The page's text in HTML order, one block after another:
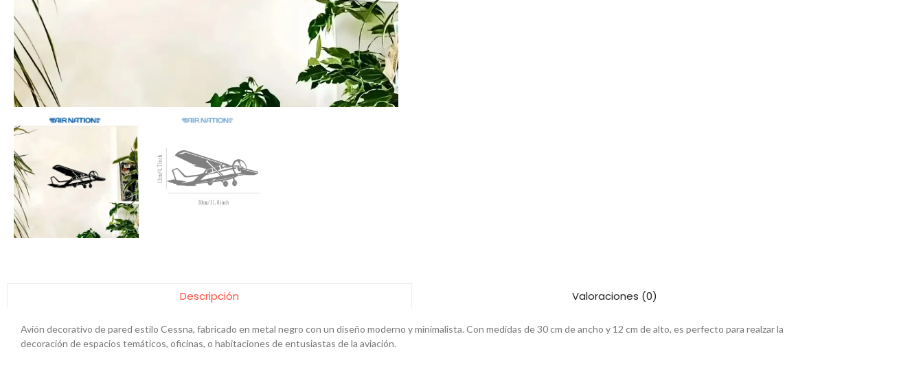
Descripción Valoraciones (0)
Avión decorativo de pared estilo Cessna, fabricado en metal negro con un diseño moderno y minimalista. Con medidas de 30 cm de ancho y 12 cm de alto, es perfecto para realzar la
decoración de espacios temáticos, oficinas, o habitaciones de entusiastas de la aviación.